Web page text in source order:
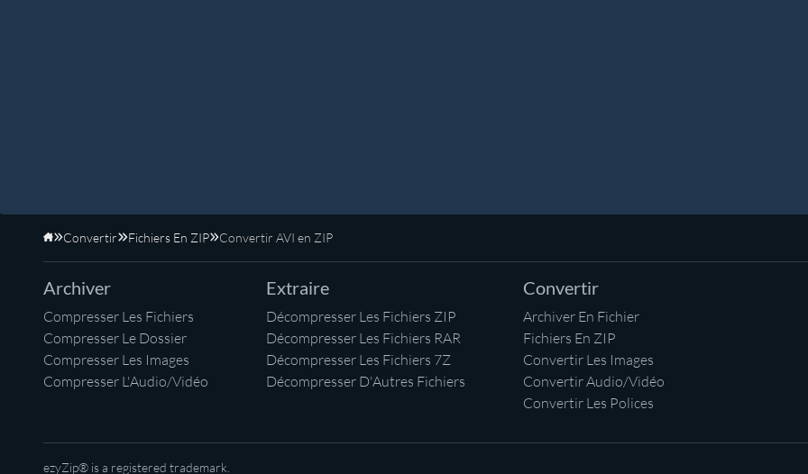
Accueil
Convertir Fichiers En ZIP Convertir AVI en ZIP
Archiver
Compresser Les Fichiers
Compresser Le Dossier
Compresser Les Images
Compresser L'Audio/Vidéo
Extraire
Décompresser Les Fichiers ZIP
Décompresser Les Fichiers RAR
Décompresser Les Fichiers 7Z
Décompresser D'Autres Fichiers
Convertir
Archiver En Fichier
Fichiers En ZIP
Convertir Les Images
Convertir Audio/Vidéo
Convertir Les Polices
ezyZip® is a registered trademark.